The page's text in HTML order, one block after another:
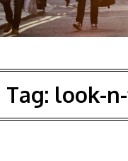
Tag: look-